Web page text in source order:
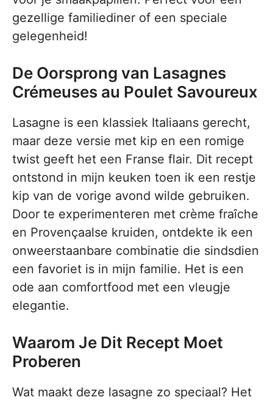
gezellige familiediner of een speciale
gelegenheid!
De Oorsprong van Lasagnes
Crémeuses au Poulet Savoureux
Lasagne is een klassiek Italiaans gerecht,
maar deze versie met kip en een romige
twist geeft het een Franse flair. Dit recept
ontstond in mijn keuken toen ik een restje
kip van de vorige avond wilde gebruiken.
Door te experimenteren met crème fraîche
en Provençaalse kruiden, ontdekte ik een
onweerstaanbare combinatie die sindsdien
een favoriet is in mijn familie. Het is een
ode aan comfortfood met een vleugje
elegantie.
Waarom Je Dit Recept Moet
Proberen
Wat maakt deze lasagne zo speciaal? Het